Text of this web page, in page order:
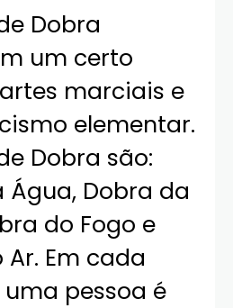
Dobra
um certo
marciais e
elementar.
Dobra são:
Água, Dobra da
do Fogo e
Em cada
pessoa é